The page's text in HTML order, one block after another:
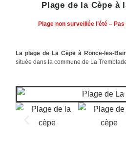
Plage de la Cèpe à
Plage non surveillée l’été –
La plage de La Cèpe à Ronce-les-
située dans la commune de La